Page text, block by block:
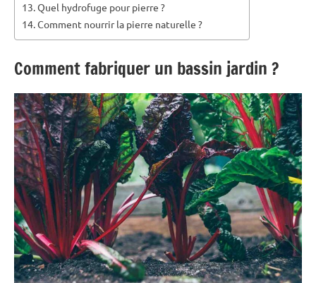
Quel hydrofuge pour pierre ?
Comment nourrir la pierre naturelle ?
Comment fabriquer un bassin jardin ?